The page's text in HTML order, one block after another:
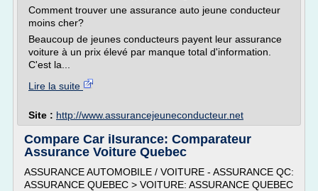
Comment trouver une assurance auto jeune conducteur
moins cher?
Beaucoup de jeunes conducteurs payent leur assurance
voiture à un prix élevé par manque total d'information.
C'est la...
Lire la suite
Site : http://www.assurancejeuneconducteur.net
Compare Car iIsurance: Comparateur
Assurance Voiture Quebec
ASSURANCE AUTOMOBILE / VOITURE - ASSURANCE QC:
ASSURANCE QUEBEC > VOITURE: ASSURANCE QUEBEC